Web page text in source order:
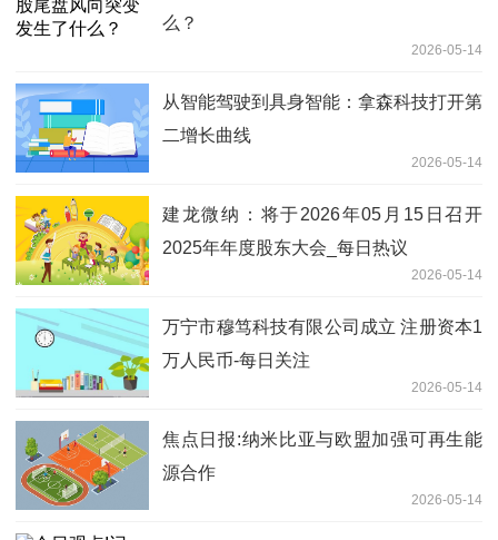
么？
2026-05-14
从智能驾驶到具身智能：拿森科技打开第
二增长曲线
2026-05-14
建龙微纳：将于2026年05月15日召开
2025年年度股东大会_每日热议
2026-05-14
万宁市穆笃科技有限公司成立 注册资本1
万人民币-每日关注
2026-05-14
焦点日报:纳米比亚与欧盟加强可再生能
源合作
2026-05-14